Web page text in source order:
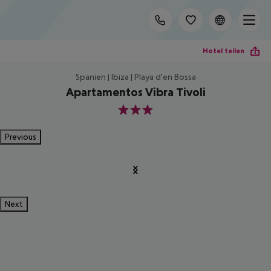
Hotel teilen
Spanien | Ibiza | Playa d'en Bossa
Apartamentos Vibra Tivoli
3
Previous
Next